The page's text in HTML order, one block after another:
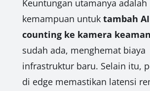
Keuntungan utamanya adalah
kemampuan untuk tambah
counting ke kamera
sudah ada, menghemat biaya
infrastruktur baru. Selain itu,
di edge memastikan latensi